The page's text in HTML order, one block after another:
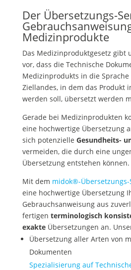
Der Übersetzungs-
Medizinprodukte
Das Medizinproduktgesetz gibt
vor, dass die Technische
Medizinprodukts in die
Ziellandes, in dem das Produkt
werden soll, übersetzt werden
Gerade bei Medizinprodukten
eine hochwertige Übersetzung
sich potenzielle Gesundheits-
vermeiden, die durch eine
Übersetzung entstehen können.
Mit dem midok®-Übersetzungs-
eine hochwertige Übersetzung
Gebrauchsanweisung aus
fertigen terminologisch
exakteÜbersetzungen an.
Übersetzung aller Arten von
Dokumenten
Spezialisierung auf